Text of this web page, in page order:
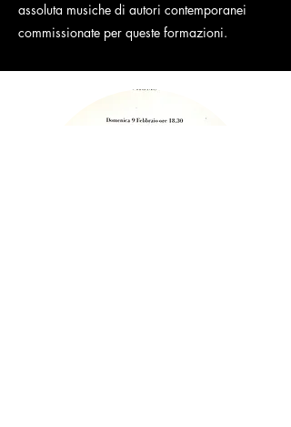
assoluta musiche di autori contemporanei
commissionate per queste formazioni.